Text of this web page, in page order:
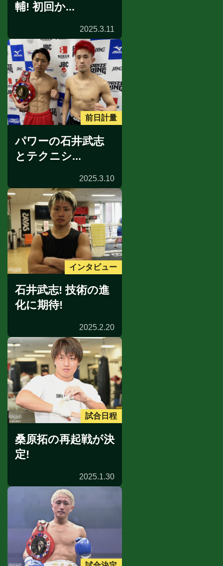
輔! 初回か...
2025.3.11
前日計量
パワーの石井武志
とテクニシ...
2025.3.10
インタビュー
石井武志! 技術の進
化に期待!
2025.2.20
試合日程
桑原拓の再起戦が決
定!
2025.1.30